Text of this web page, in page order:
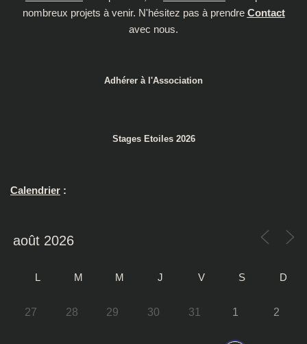
nombreux projets à venir. N'hésitez pas à prendre Contact
avec nous.
Adhérer à l'Association
Stages Etoiles 2026
Calendrier :
L M M J V S D
27 28 29 30 31 1 2